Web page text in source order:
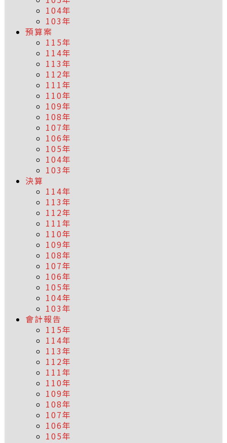
104年
103年
預算案
115年
114年
113年
112年
111年
110年
109年
108年
107年
106年
105年
104年
103年
決算
114年
113年
112年
111年
110年
109年
108年
107年
106年
105年
104年
103年
會計報告
115年
114年
113年
112年
111年
110年
109年
108年
107年
106年
105年